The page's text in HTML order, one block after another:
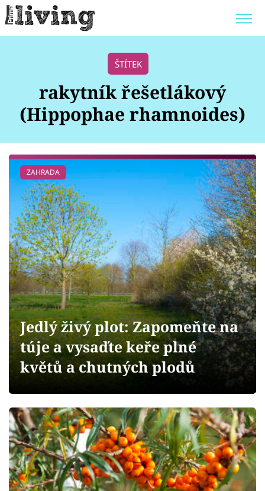
POKOJOVÉ KVĚTINY
ZAHRADA
Bydlení
Zahrada
Design
Sledujte prima+
Přihlášení
Sledujte nás
ŠTÍTEK
rakytník řešetlákový
(Hippophae rhamnoides)
ZAHRADA
Jedlý živý plot: Zapomeňte na
túje a vysaďte keře plné
květů a chutných plodů